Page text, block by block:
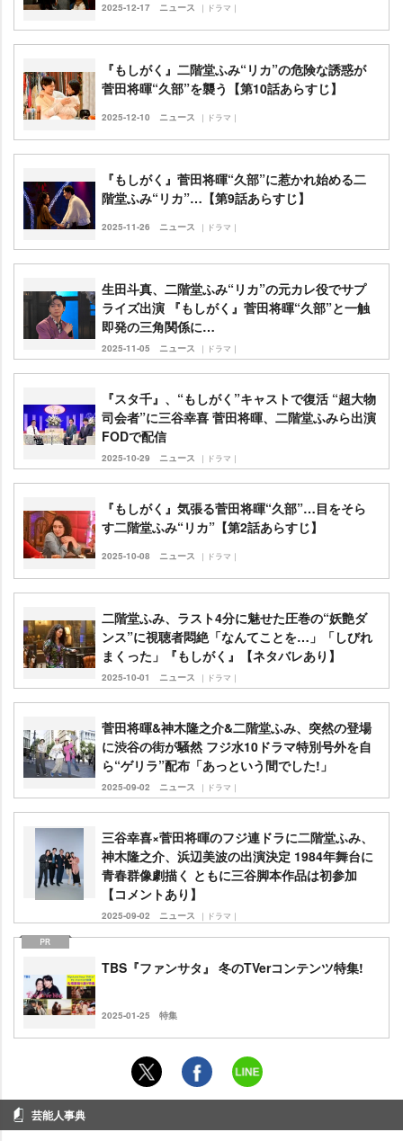
2025-12-17 ニュース ｜ドラマ｜
『もしがく』二階堂ふみ“リカ”の危険な誘惑が
菅田将暉“久部”を襲う【第10話あらすじ】
2025-12-10 ニュース ｜ドラマ｜
『もしがく』菅田将暉“久部”に惹かれ始める二
階堂ふみ“リカ”…【第9話あらすじ】
2025-11-26 ニュース ｜ドラマ｜
生田斗真、二階堂ふみ“リカ”の元カレ役でサプ
ライズ出演 『もしがく』菅田将暉“久部”と一触
即発の三角関係に…
2025-11-05 ニュース ｜ドラマ｜
『スタ千』、“もしがく”キャストで復活 “超大物
司会者”に三谷幸喜 菅田将暉、二階堂ふみら出演
FODで配信
2025-10-29 ニュース ｜ドラマ｜
『もしがく』気張る菅田将暉“久部”…目をそら
す二階堂ふみ“リカ”【第2話あらすじ】
2025-10-08 ニュース ｜ドラマ｜
二階堂ふみ、ラスト4分に魅せた圧巻の“妖艶ダ
ンス”に視聴者悶絶「なんてことを…」「しびれ
まくった」『もしがく』【ネタバレあり】
2025-10-01 ニュース ｜ドラマ｜
菅田将暉&神木隆之介&二階堂ふみ、突然の登場
に渋谷の街が騒然 フジ水10ドラマ特別号外を自
ら“ゲリラ”配布「あっという間でした!」
2025-09-02 ニュース ｜ドラマ｜
三谷幸喜×菅田将暉のフジ連ドラに二階堂ふみ、
神木隆之介、浜辺美波の出演決定 1984年舞台に
青春群像劇描く ともに三谷脚本作品は初参加
【コメントあり】
2025-09-02 ニュース ｜ドラマ｜
TBS『ファンサタ』 冬のTVerコンテンツ特集!
2025-01-25 特集
芸能人事典